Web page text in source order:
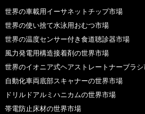
世界の車載用イーサネットチップ市場
世界の使い捨て水泳用おむつ市場
世界の温度センサー付き食道聴診器市場
風力発電用構造接着剤の世界市場
世界のイオニア式ヘアストレートナーブラ
自動化車両底部スキャナーの世界市場
ドリルドアルミハニカムの世界市場
帯電防止床材の世界市場